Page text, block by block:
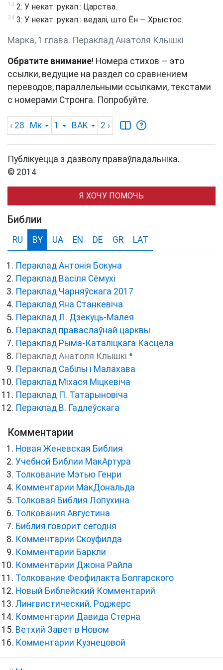
14 2: У некат. рукап.: Царства.
34 3: У некат. рукап.: ведалі, што Ён — Хрыстос.
Марка, 1 глава. Пераклад Анатоля Клышкi
Обратите внимание! Номера стихов — это
ссылки, ведущие на раздел со сравнением
переводов, параллельными ссылками, текстами
с номерами Стронга. Попробуйте.
‹ 28 Мк 1 BAK 2 ›
Публікуецца з дазволу праваўладальніка.
© 2014
Я ХОЧУ ПОМОЧЬ
Библии
RU BY UA EN DE GR LAT
Пераклад Антонія Бокуна
Пераклад Васіля Сёмухі
Пераклад Чарняўскага 2017
Пераклад Яна Станкевіча
Пераклад Л. Дзекуць-Малея
Пераклад праваслаўнай царквы
Пераклад Рыма-Каталіцкага Касцёла
Пераклад Анатоля Клышкi ●
Пераклад Сабілы і Малахава
Пераклад Міхася Міцкевіча
Пераклад П. Татарыновіча
Пераклад В. Гадлеўскага
Комментарии
Новая Женевская Библия
Учебной Библии МакАртура
Толкование Мэтью Генри
Комментарии МакДональда
Толковая Библия Лопухина
Толкования Августина
Библия говорит сегодня
Комментарии Скоуфилда
Комментарии Баркли
Комментарии Джона Райла
Толкование Феофилакта Болгарского
Новый Библейский Комментарий
Лингвистический. Роджерс
Комментарии Давида Стерна
Ветхий Завет в Новом
Комментарии Кузнецовой